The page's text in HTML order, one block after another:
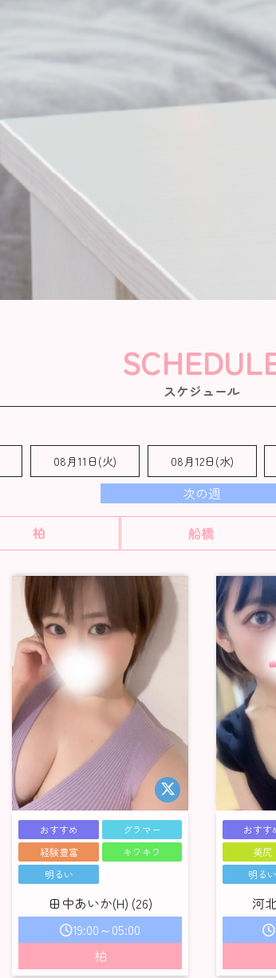
08月11日(火) 08月12日(水)
次の週
柏 船橋
おすすめ
グラマー
経験豊富
キワキワ
明るい
田中あいか(H) (26)
19:00～05:00
柏
おすす
美尻
明るい
河